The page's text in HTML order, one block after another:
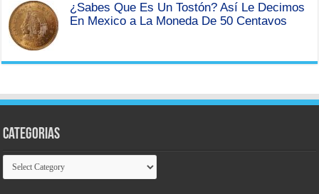
¿Sabes Que Es Un Tostón? Así Le Decimos
En Mexico a La Moneda De 50 Centavos
Categorias
Categorias